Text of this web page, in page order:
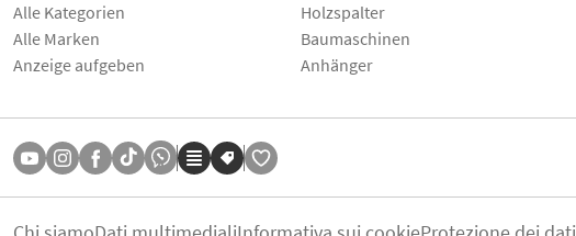
Alle Kategorien
Alle Marken
Anzeige aufgeben
Holzspalter
Baumaschinen
Anhänger